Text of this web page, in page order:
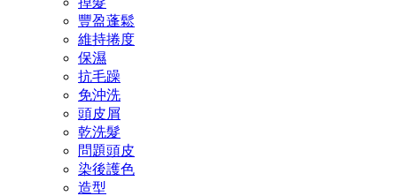
豐盈蓬鬆
維持捲度
保濕
抗毛躁
免沖洗
頭皮屑
乾洗髮
問題頭皮
染後護色
造型